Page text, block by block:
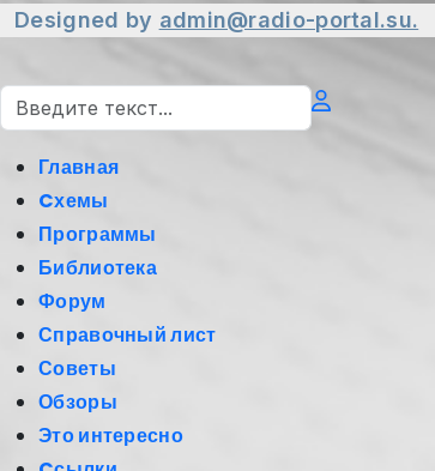
Designed by admin@radio-portal.su.
Поиск
Главная
Cхемы
Программы
Библиотека
Форум
Справочный лист
Советы
Обзоры
Это интересно